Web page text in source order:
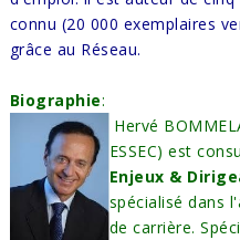
connu (20 000 exemplaires
grâce au Réseau.
Biographie:
Hervé
ESSEC) est
Enjeux &
spécialisé dans
de carrière.